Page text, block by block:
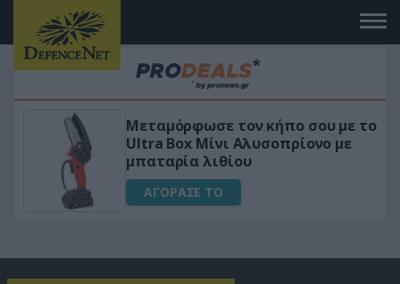
Μεταμόρφωσε τον κήπο σου με το
Ultra Box Μίνι Αλυσοπρίονο με
μπαταρία λιθίου
ΑΓΟΡΑΣΕ ΤΟ